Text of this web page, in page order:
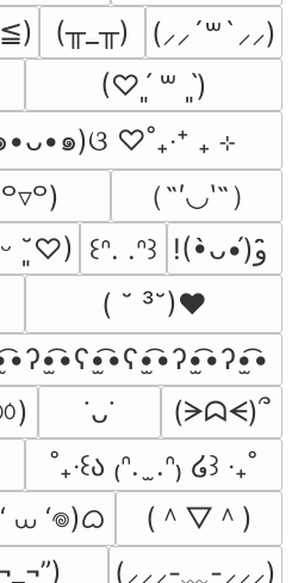
(╥_╥)
(⸝⸝´꒳`⸝⸝)
(♡ˊ͈ ꒳ ˋ͈)
๑)ଓ ♡˚₊‧⁺ ₊ ⊹
（˶′◡‵˶）
˘͈♡) ꒰ᐢ. .ᐢ꒱
( ˘ ³˘)♥
) ˙ᴗ˙
(ᗒᗣᗕ)՞
˚₊‧꒰ა ₍ᐢ.  ̫.ᐢ₎ ໒꒱ ‧₊˚
⩊ ‘𖦹)ᜊ
(＾▽＾)
(⸝⸝⸝-﹏-⸝⸝⸝)